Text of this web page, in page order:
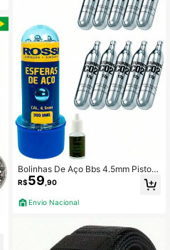
Bolinhas De Aço Bbs 4.5mm Pistola
Pressão 300un, 10 Cilindros Co2 e
Óleo Silicone 15ml
R$59 ,90
Envio Nacional